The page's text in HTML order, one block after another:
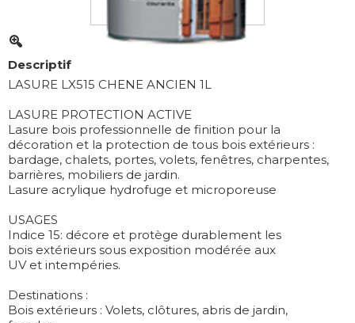
Descriptif
LASURE LX515 CHENE ANCIEN 1L
LASURE PROTECTION ACTIVE
Lasure bois professionnelle de finition pour la
décoration et la protection de tous bois extérieurs :
bardage, chalets, portes, volets, fenêtres, charpentes,
barrières, mobiliers de jardin.
Lasure acrylique hydrofuge et microporeuse
USAGES
Indice 15: décore et protège durablement les
bois extérieurs sous exposition modérée aux
UV et intempéries.
Destinations :
Bois extérieurs : Volets, clôtures, abris de jardin,